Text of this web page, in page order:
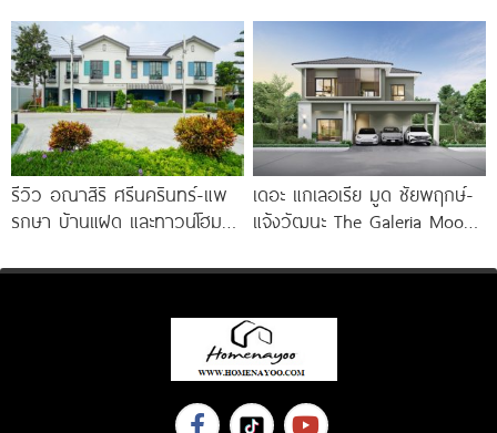
มอเตอร์เวย์ ใกล้นานาชาตชั้นนำ
เริ่ม
รีวิว อณาสิริ ศรีนครินทร์-แพ
รกษา บ้านแฝด และทาวน์โฮม
ทางด่วน และ BTS แพรกษา
เดอะ แกเลอเรีย มูด ชัยพฤกษ์-
แจ้งวัฒนะ The Galeria Mood
เริ่ม 4.69